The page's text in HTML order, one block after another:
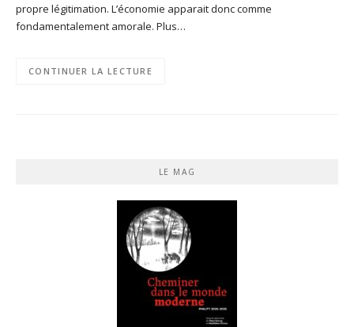
propre légitimation. L’économie apparait donc comme
fondamentalement amorale. Plus…
CONTINUER LA LECTURE
LE MAG